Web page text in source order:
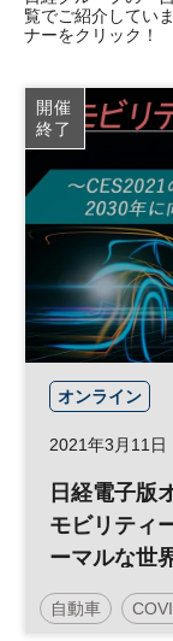
覧でご紹介してい
ナーをクリック！
開催
終了
オンライン
2021年3月11
日経電子版
モビリティ
ーマルな世
～CES2021
に向けた自
自動車